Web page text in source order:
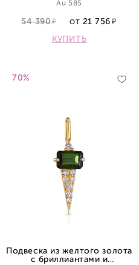
Au 585
54 390 ОТ 21 756
КУПИТЬ
70%
Подвеска из желтого золота
с бриллиантами и